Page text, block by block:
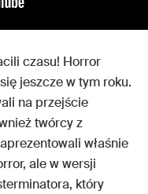
czasu! Horror
jeszcze w tym roku.
na przejście
twórcy z
właśnie
ale w wersji
który